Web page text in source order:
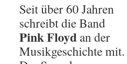
Seit über 60 Jahren
schreibt die Band
Pink Floyd an der
Musikgeschichte mit.